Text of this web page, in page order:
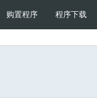
购置程序 程序下载